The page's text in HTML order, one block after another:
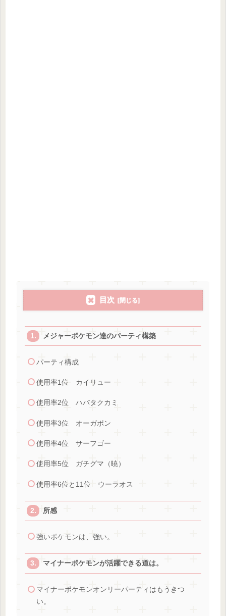
目次
メジャーポケモン達のパーティ構築
パーティ構成
使用率1位 カイリュー
使用率2位 ハバタクカミ
使用率3位 オーガポン
使用率4位 サーフゴー
使用率5位 ガチグマ（暁）
使用率6位と11位 ウーラオス
所感
強いポケモンは、強い。
マイナーポケモンが活躍できる道は。
マイナーポケモンオンリーパーティはもうきつ
い。